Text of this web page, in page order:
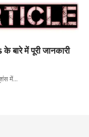
में पूरी जानकारी
में…